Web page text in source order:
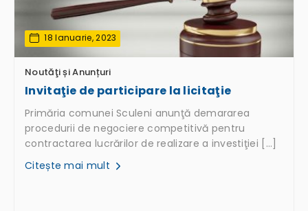
18 Ianuarie, 2023
Noutăţi și Anunțuri
Invitaţie de participare la licitaţie
Primăria comunei Sculeni anunţă demararea
procedurii de negociere competitivă pentru
contractarea lucrărilor de realizare a investiţiei […]
Citește mai mult